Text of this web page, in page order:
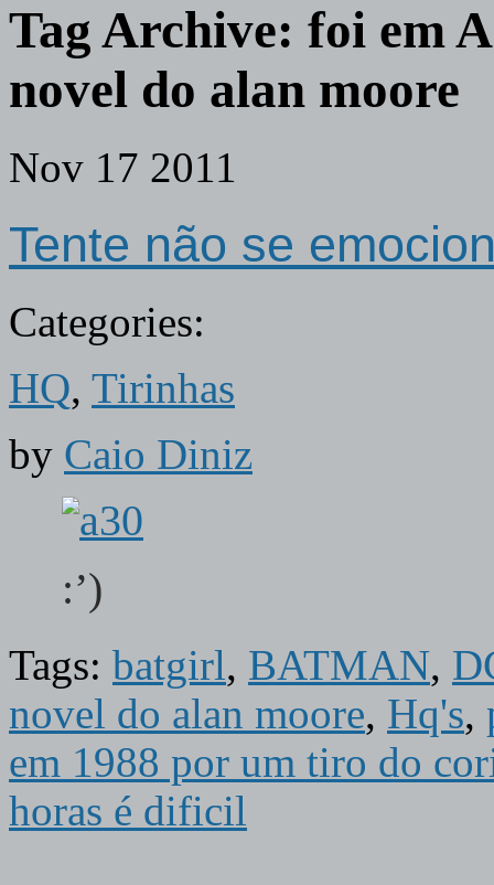
Tag Archive: foi em
novel do alan moore
Nov 17 2011
Tente não se
Categories:
HQ, Tirinhas
by Caio Diniz
:’)
Tags: batgirl, BATMAN,
novel do alan moore, Hq's,
em 1988 por um tiro do
horas é dificil